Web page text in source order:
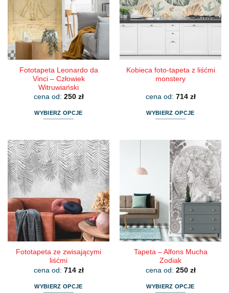
można
wybrać
na
stronie
produktu
można
wybrać
na
stronie
Fototapeta Leonardo da
Vinci – Człowiek
Witruwiański
cena od: 250 zł
WYBIERZ OPCJE
ma
wiele
wariantów.
Opcje
można
wybrać
na
stronie
produktu
Kobieca foto-tapeta z liśćmi
monstery
cena od: 714 zł
WYBIERZ OPCJE
ma
wiele
wariantów.
Opcje
można
wybrać
na
stronie
produktu
Fototapeta ze zwisającymi
liśćmi
cena od: 714 zł
WYBIERZ OPCJE
Tapeta – Alfons Mucha
Zodiak
cena od: 250 zł
WYBIERZ OPCJE